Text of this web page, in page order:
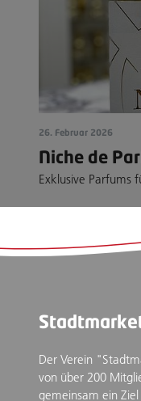
26. Februar 2026
Niche de
Exklusive Parfums
Der Verein
von über 200
gemeinsam ein